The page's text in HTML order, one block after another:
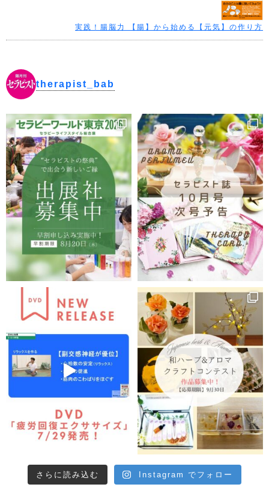
実践！腸脳力 【腸】から始める【元気】の作り方
therapist_bab
さらに読み込む Instagram でフォロー